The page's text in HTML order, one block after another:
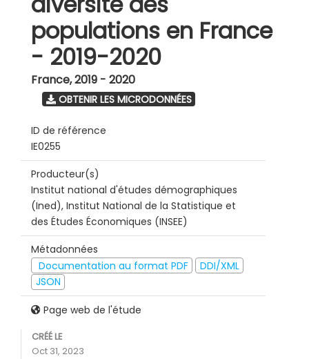
populations en France
- 2019-2020
France,2019 - 2020
OBTENIR LES MICRODONNÉES
ID de référence
IE0255
Producteur(s)
Institut national d'études démographiques
(Ined), Institut National de la Statistique et
des Études Économiques (INSEE)
Métadonnées
Documentation au format PDF
DDI/XML
JSON
Page web de l'étude
CRÉÉ LE
Oct 31, 2023